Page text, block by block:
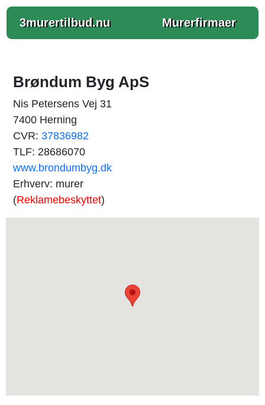
3murertilbud.nu Murerfirmaer
Brøndum Byg ApS
Nis Petersens Vej 31
7400 Herning
CVR: 37836982
TLF: 28686070
www.brondumbyg.dk
Erhverv: murer
(Reklamebeskyttet)